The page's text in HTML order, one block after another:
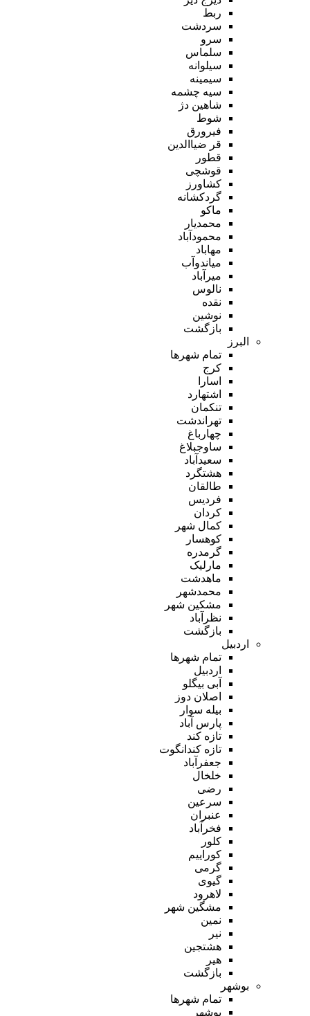
ربط
سردشت
سرو
سلماس
سیلوانه
سیمینه
سیه چشمه
شاهین دژ
شوط
فیرورق
قر ضیاالدین
قطور
قوشچی
کشاورز
گردکشانه
ماکو
محمدیار
محمودآباد
مهاباد
میاندوآب
میرآباد
نالوس
نقده
نوشین
بازگشت
البرز
تمام شهر‌ها
کرج
اسارا
اشتهارد
تنکمان
تهراندشت
چهارباغ
ساوجبلاغ
سعیدآباد
هشتگرد
طالقان
فردیس
کردان
کمال شهر
کوهسار
گرمدره
مارلیک
ماهدشت
محمدشهر
مشکین شهر
نظرآباد
بازگشت
اردبیل
تمام شهر‌ها
اردبیل
آبی بیگلو
اصلان دوز
بیله سوار
پارس آباد
تازه کند
تازه کندانگوت
جعفرآباد
خلخال
رضی
سرعین
عنبران
فخرآباد
کلور
کوراییم
گرمی
گیوی
لاهرود
مشگین شهر
نمین
نیر
هشتجین
هیر
بازگشت
بوشهر
تمام شهر‌ها
بوشهر